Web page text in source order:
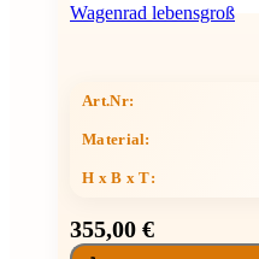
Wagenrad lebensgroß
Art.Nr:
Material:
H x B x T:
355,00 €